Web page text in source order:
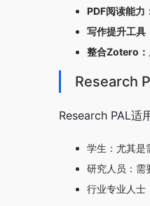
PDF阅读能力
写作提升工具
整合Zotero：
Research
Research PAL适
学生：尤其是
研究人员：需
行业专业人士